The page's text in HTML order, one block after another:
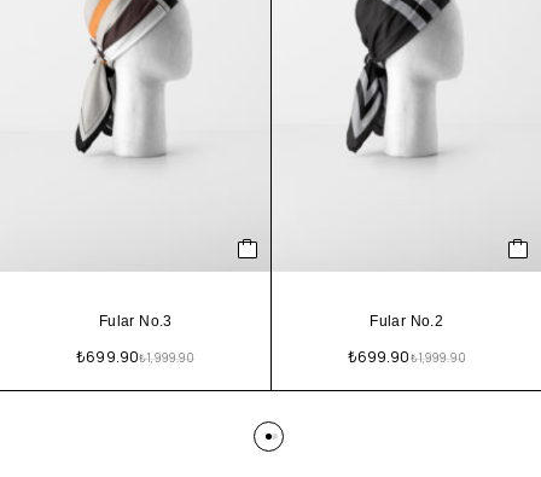
Fular No.3
₺1,999.90
₺699.90
Fular No.2
₺1,999.90
₺699.90